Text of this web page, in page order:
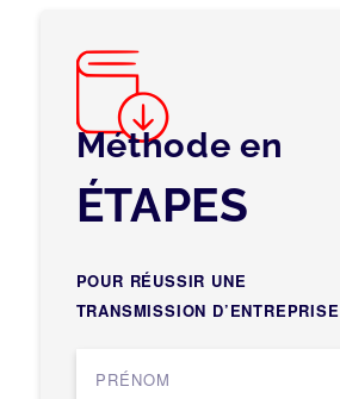
Méthode en
ÉTAPES
POUR RÉUSSIR UNE
TRANSMISSION D’ENTREPRISE